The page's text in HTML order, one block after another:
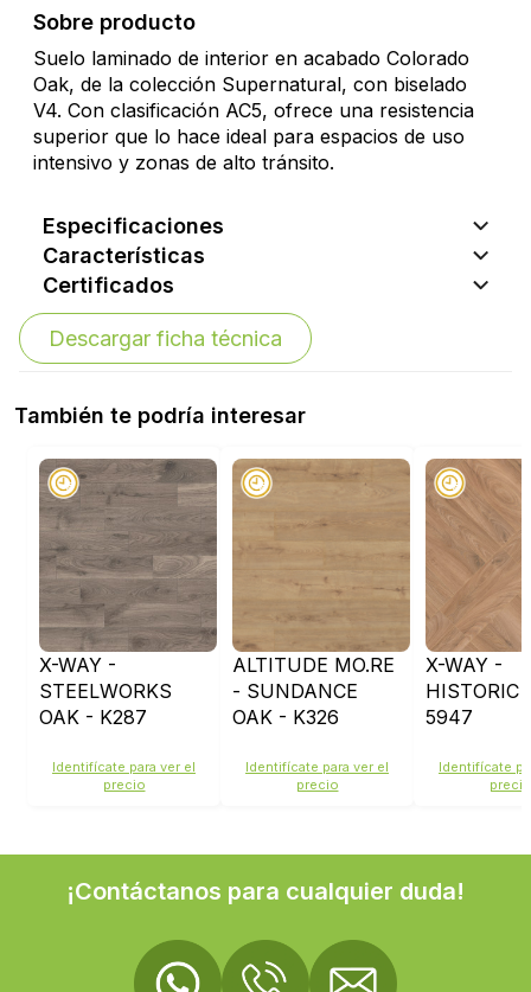
Sobre producto
Suelo laminado de interior en acabado Colorado
Oak, de la colección Supernatural, con biselado
V4. Con clasificación AC5, ofrece una resistencia
superior que lo hace ideal para espacios de uso
intensivo y zonas de alto tránsito.
Especificaciones
Características
Certificados
Descargar ficha técnica
También te podría interesar
X-WAY -
STEELWORKS
OAK - K287
Identifícate para ver el
precio
ALTITUDE MO.RE
- SUNDANCE
OAK - K326
Identifícate para ver el
precio
X-WAY -
HISTORIC
5947
Identifícate
precio
¡Contáctanos para cualquier duda!